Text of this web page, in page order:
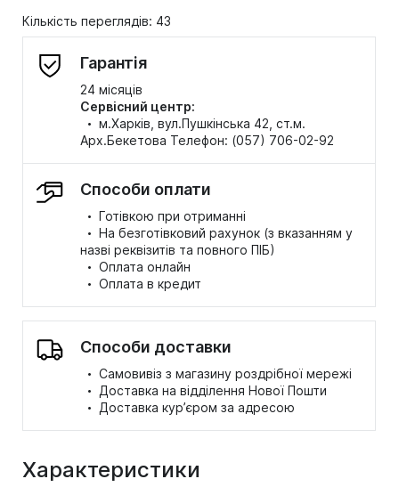
Кількість переглядів: 43
Гарантія
24 місяців
Сервісний центр:
· м.Харків, вул.Пушкінська 42, ст.м.
Арх.Бекетова Телефон: (057) 706-02-92
Способи оплати
· Готівкою при отриманні
· На безготівковий рахунок (з вказанням у
назві реквізитів та повного ПІБ)
· Оплата онлайн
· Оплата в кредит
Способи доставки
· Самовивіз з магазину роздрібної мережі
· Доставка на відділення Нової Пошти
· Доставка кур’єром за адресою
Характеристики